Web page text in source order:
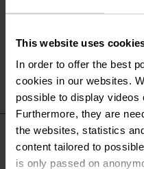
This website uses
In order to offer the best
cookies in our websites.
possible to display videos
Furthermore, they are
the websites, statistics
content tailored to
is only passed on
Watervoorziening
Camping